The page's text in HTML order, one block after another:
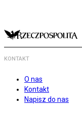
KONTAKT
O nas
Kontakt
Napisz do nas